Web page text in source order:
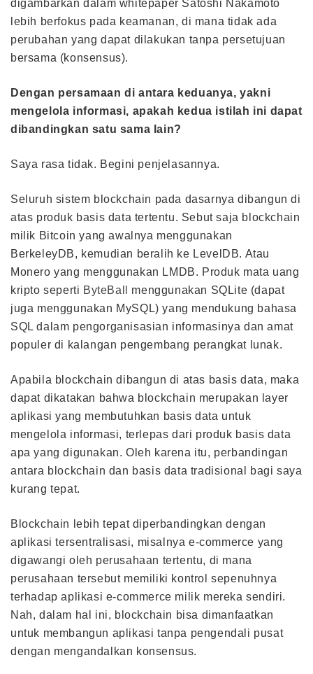
digambarkan dalam whitepaper Satoshi Nakamoto
lebih berfokus pada keamanan, di mana tidak ada
perubahan yang dapat dilakukan tanpa persetujuan
bersama (konsensus).
Dengan persamaan di antara keduanya, yakni
mengelola informasi, apakah kedua istilah ini dapat
dibandingkan satu sama lain?
Saya rasa tidak. Begini penjelasannya.
Seluruh sistem blockchain pada dasarnya dibangun di
atas produk basis data tertentu. Sebut saja blockchain
milik Bitcoin yang awalnya menggunakan
BerkeleyDB, kemudian beralih ke LevelDB. Atau
Monero yang menggunakan LMDB. Produk mata uang
kripto seperti ByteBall
menggunakan SQLite (dapat
juga menggunakan MySQL) yang mendukung bahasa
SQL dalam pengorganisasian informasinya dan amat
populer di kalangan pengembang perangkat lunak.
Apabila blockchain dibangun di atas basis data, maka
dapat dikatakan bahwa blockchain merupakan layer
aplikasi yang membutuhkan basis data untuk
mengelola informasi, terlepas dari produk basis data
apa yang digunakan. Oleh karena itu, perbandingan
antara blockchain dan basis data tradisional bagi saya
kurang tepat.
Blockchain lebih tepat diperbandingkan dengan
aplikasi tersentralisasi, misalnya e-commerce yang
digawangi oleh perusahaan tertentu, di mana
perusahaan tersebut memiliki kontrol sepenuhnya
terhadap aplikasi e-commerce milik mereka sendiri.
Nah, dalam hal ini, blockchain bisa dimanfaatkan
untuk membangun aplikasi tanpa pengendali pusat
dengan mengandalkan konsensus.